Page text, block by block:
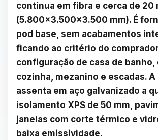
contínua em fibra e cerca de 20
(5.800×3.500×3.500 mm). É
pod base, sem acabamentos
ficando ao critério do
configuração de casa de banho,
cozinha, mezanino e escadas.
assenta em aço galvanizado a
isolamento XPS de 50 mm,
janelas com corte térmico e
baixa emissividade.